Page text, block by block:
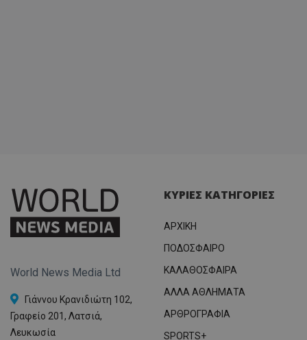
World News Media Ltd
Γιάννου Κρανιδιώτη 102,
Γραφείο 201, Λατσιά,
Λευκωσία
ΚΥΡΙΕΣ ΚΑΤΗΓΟΡΙΕΣ
ΑΡΧΙΚΗ
ΠΟΔΟΣΦΑΙΡΟ
ΚΑΛΑΘΟΣΦΑΙΡΑ
ΑΛΛΑ ΑΘΛΗΜΑΤΑ
ΑΡΘΡΟΓΡΑΦΙΑ
SPORTS+